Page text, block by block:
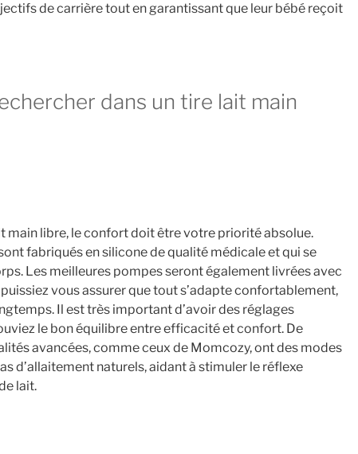
de carrière tout en garantissant que leur bébé reçoit
main libre, le confort doit être votre priorité absolue.
fabriqués en silicone de qualité médicale et qui se
Les meilleures pompes seront également livrées avec
vous assurer que tout s’adapte confortablement,
Il est très important d’avoir des réglages
le bon équilibre entre efficacité et confort. De
avancées, comme ceux de Momcozy, ont des modes
d’allaitement naturels, aidant à stimuler le réflexe
lait.